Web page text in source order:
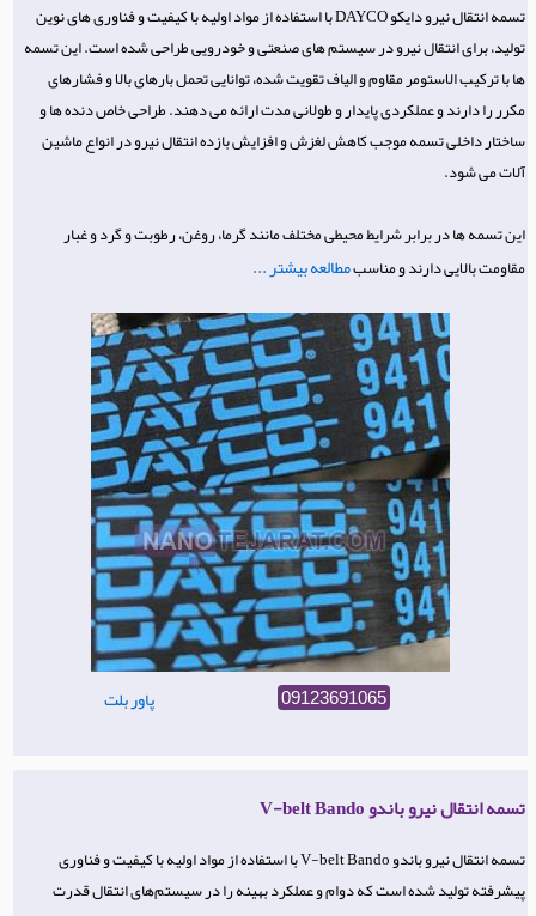
تسمه انتقال نیرو دایکو DAYCO با استفاده از مواد اولیه با کیفیت و فناوری‌ های نوین
تولید، برای انتقال نیرو در سیستم‌ های صنعتی و خودرویی طراحی شده است. این تسمه‌
ها با ترکیب الاستومر مقاوم و الیاف تقویت‌ شده، توانایی تحمل بارهای بالا و فشارهای
مکرر را دارند و عملکردی پایدار و طولانی مدت ارائه می‌ دهند. طراحی خاص دنده‌ ها و
ساختار داخلی تسمه موجب کاهش لغزش و افزایش بازده انتقال نیرو در انواع ماشین‌
آلات می‌ شود.
این تسمه‌ ها در برابر شرایط محیطی مختلف مانند گرما، روغن، رطوبت و گرد و غبار
مقاومت بالایی دارند و مناسبمطالعه بیشتر ...
پاور بلت 09123691065
تسمه انتقال نیرو باندو V-belt Bando
تسمه انتقال نیرو باندو V-belt Bando با استفاده از مواد اولیه با کیفیت و فناوری
پیشرفته تولید شده است که دوام و عملکرد بهینه را در سیستم‌های انتقال قدرت